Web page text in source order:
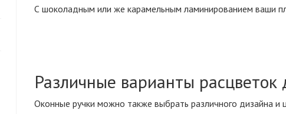
С шоколадным или же карамельным ламинированием ваши
Различные варианты
Оконные ручки можно также выбрать различного дизайна и